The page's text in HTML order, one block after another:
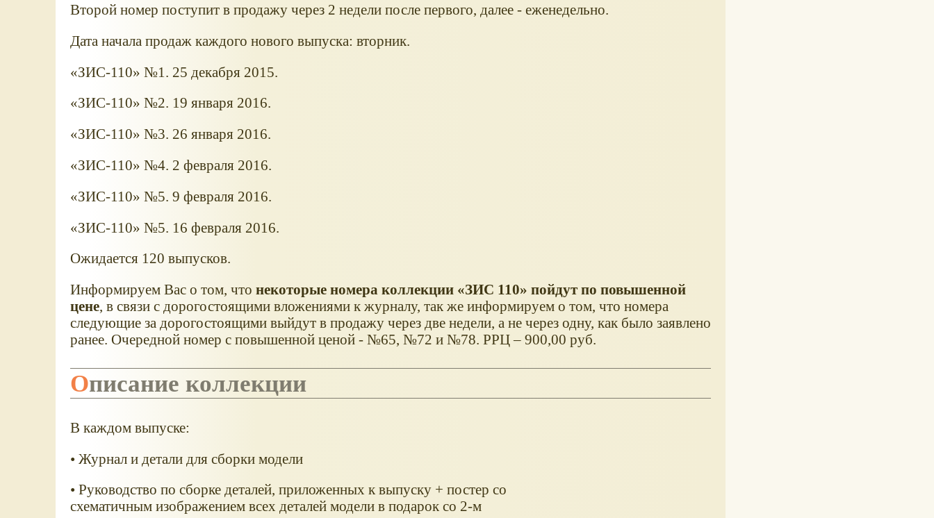
Второй номер поступит в продажу через 2 недели после первого, далее - еженедельно.
Дата начала продаж каждого нового выпуска: вторник.
«ЗИС-110» №1. 25 декабря 2015.
«ЗИС-110» №2. 19 января 2016.
«ЗИС-110» №3. 26 января 2016.
«ЗИС-110» №4. 2 февраля 2016.
«ЗИС-110» №5. 9 февраля 2016.
«ЗИС-110» №5. 16 февраля 2016.
Ожидается 120 выпусков.
Информируем Вас о том, что некоторые номера коллекции «ЗИС 110» пойдут по повышенной
цене, в связи с дорогостоящими вложениями к журналу, так же информируем о том, что номера
следующие за дорогостоящими выйдут в продажу через две недели, а не через одну, как было заявлено
ранее. Очередной номер с повышенной ценой - №65, №72 и №78. РРЦ – 900,00 руб.
Описание коллекции
В каждом выпуске:
• Журнал и детали для сборки модели
• Руководство по сборке деталей, приложенных к выпуску + постер со
схематичным изображением всех деталей модели в подарок со 2-м